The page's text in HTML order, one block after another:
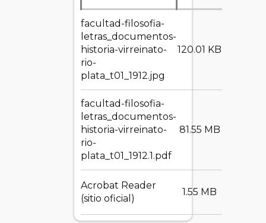
facultad-filosofia-
letras_documentos-
historia-virreinato-
rio-
plata_t01_1912.jpg
120.01 KB
facultad-filosofia-
letras_documentos-
historia-virreinato-
rio-
plata_t01_1912.1.pdf
81.55 MB
Acrobat Reader
(sitio oficial)
1.55 MB